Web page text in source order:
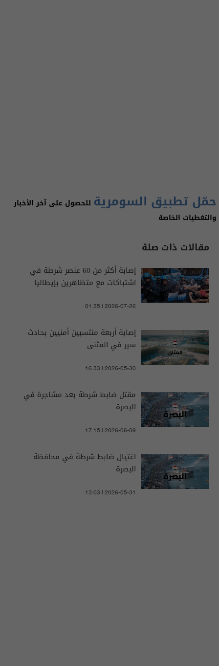
حمّل تطبيق السومرية للحصول على آخر الأخبار
والتغطيات الخاصة
مقالات ذات صلة
إصابة أكثر من 60 عنصر شرطة في
اشتباكات مع متظاهرين بإيطاليا
01:35 | 2026-07-26
إصابة أربعة منتسبين أمنيين بحادث
سير في المثنى
16:33 | 2026-05-30
مقتل ضابط شرطة بعد مشاجرة في
البصرة
17:15 | 2026-06-09
اغتيال ضابط شرطة في محافظة
البصرة
13:03 | 2026-05-31